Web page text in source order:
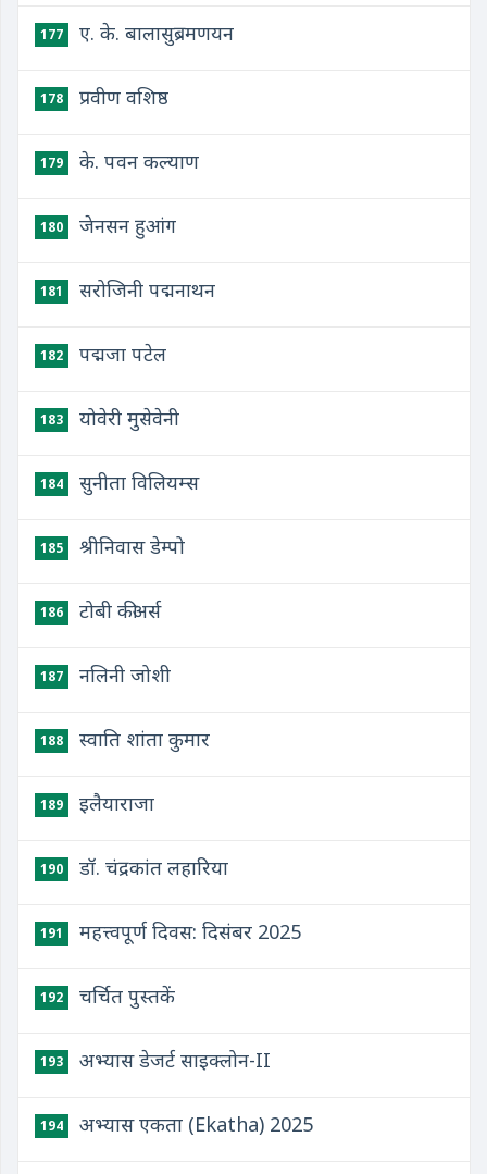
177 ए. के. बालासुब्रमणयन
178 प्रवीण वशिष्ठ
179 के. पवन कल्याण
180 जेनसन हुआंग
181 सरोजिनी पद्मनाथन
182 पद्मजा पटेल
183 योवेरी मुसेवेनी
184 सुनीता विलियम्स
185 श्रीनिवास डेम्पो
186 टोबी कीअर्स
187 नलिनी जोशी
188 स्वाति शांता कुमार
189 इलैयाराजा
190 डॉ. चंद्रकांत लहारिया
191 महत्त्वपूर्ण दिवस: दिसंबर 2025
192 चर्चित पुस्तकें
193 अभ्यास डेजर्ट साइक्लोन-II
194 अभ्यास एकता (Ekatha) 2025